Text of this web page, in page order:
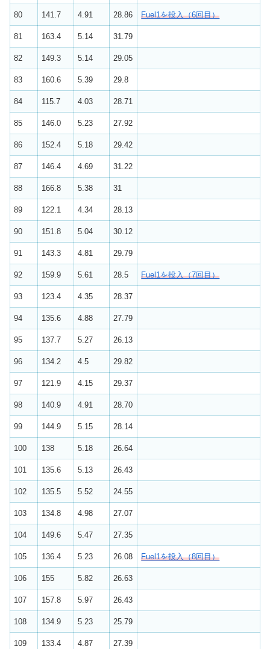
80 141.7 4.91 28.86 Fuel1を投入（6回目）
81 163.4 5.14 31.79
82 149.3 5.14 29.05
83 160.6 5.39 29.8
84 115.7 4.03 28.71
85 146.0 5.23 27.92
86 152.4 5.18 29.42
87 146.4 4.69 31.22
88 166.8 5.38 31
89 122.1 4.34 28.13
90 151.8 5.04 30.12
91 143.3 4.81 29.79
92 159.9 5.61 28.5 Fuel1を投入（7回目）
93 123.4 4.35 28.37
94 135.6 4.88 27.79
95 137.7 5.27 26.13
96 134.2 4.5 29.82
97 121.9 4.15 29.37
98 140.9 4.91 28.70
99 144.9 5.15 28.14
100 138 5.18 26.64
101 135.6 5.13 26.43
102 135.5 5.52 24.55
103 134.8 4.98 27.07
104 149.6 5.47 27.35
105 136.4 5.23 26.08 Fuel1を投入（8回目）
106 155 5.82 26.63
107 157.8 5.97 26.43
108 134.9 5.23 25.79
109 133.4 4.87 27.39